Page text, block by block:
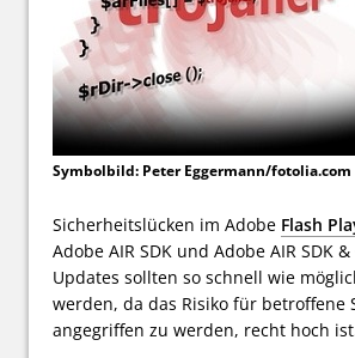
Symbolbild: Peter Eggermann/fotolia.com
Sicherheitslücken im Adobe Flash
Adobe AIR SDK und Adobe AIR SDK
Updates sollten so schnell wie
werden, da das Risiko für betroffene
angegriffen zu werden, recht hoch